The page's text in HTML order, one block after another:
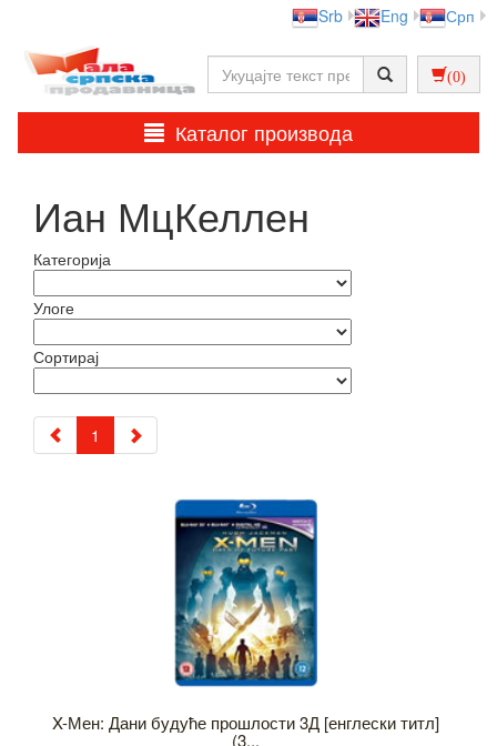
Srb Eng Срп
(0)
Каталог производа
Иан МцКеллен
Категорија
Улоге
Сортирај
1
X-Мен: Дани будуће прошлости 3Д [енглески титл]
(3...